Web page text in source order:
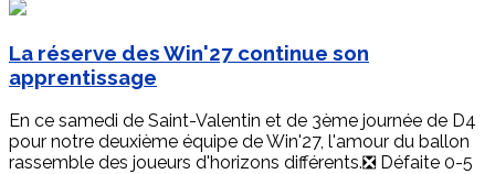
La réserve des Win'27 continue son
apprentissage
En ce samedi de Saint-Valentin et de 3ème journée de D4
pour notre deuxième équipe de Win'27, l'amour du ballon
rassemble des joueurs d'horizons différents.❎ Défaite 0-5